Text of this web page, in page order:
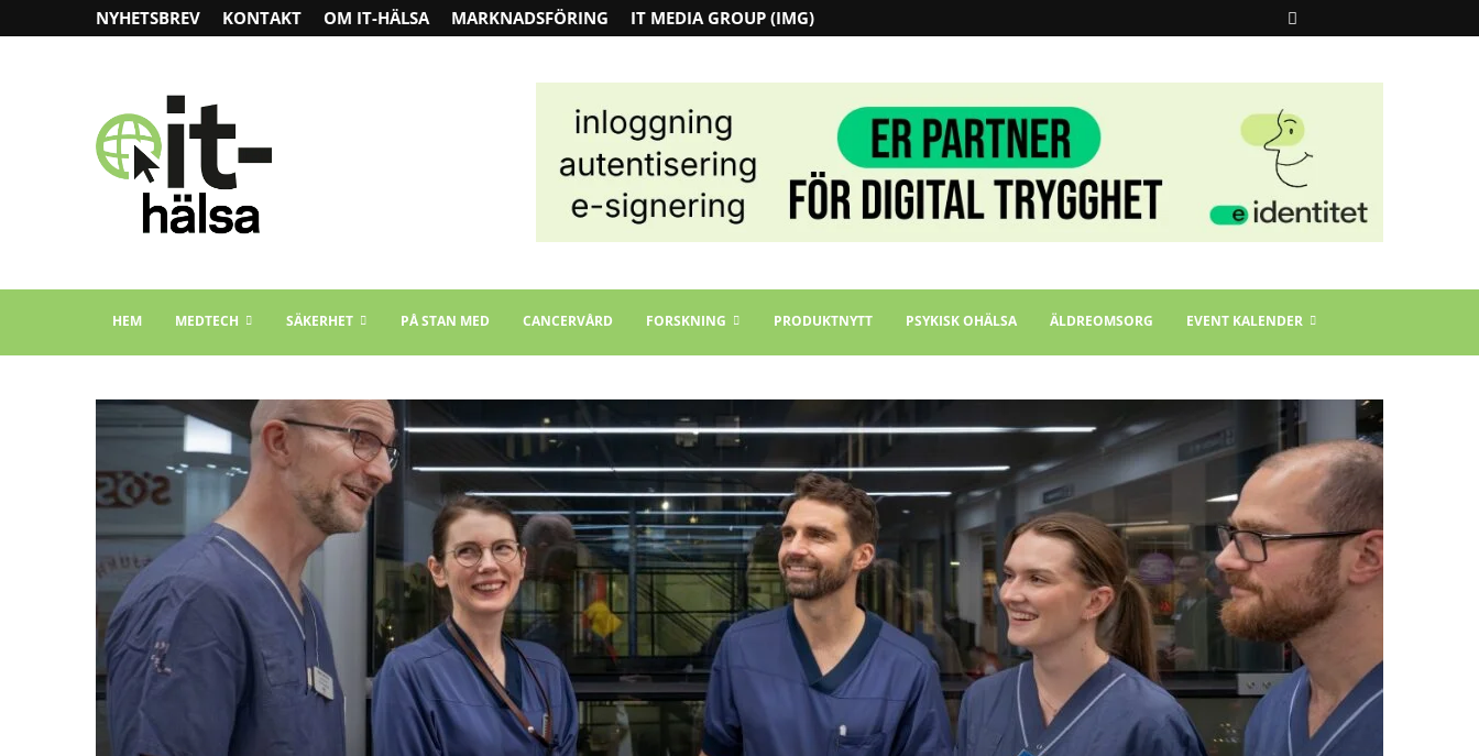
NYHETSBREV KONTAKT OM IT-HÄLSA MARKNADSFÖRING IT MEDIA GROUP (IMG)
HEM MEDTECH SÄKERHET PÅ STAN MED CANCERVÅRD FORSKNING PRODUKTNYTT PSYKISK OHÄLSA ÄLDREOMSORG EVENT KALENDER